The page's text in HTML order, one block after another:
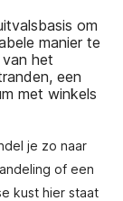
om
manier te
het
een
met winkels
je zo naar
of een
kust hier staat